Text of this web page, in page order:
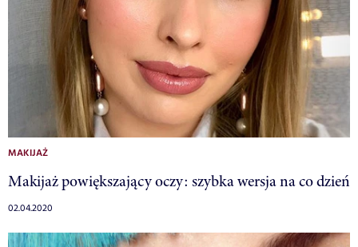
MAKIJAŻ
Makijaż powiększający oczy: szybka wersja na co dzień
02.04.2020